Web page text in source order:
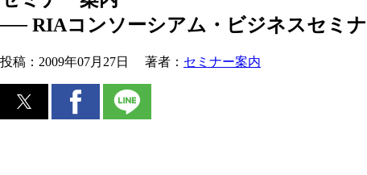
── RIAコンソーシアム・ビジネスセミ
投稿： 2009年07月27日 著者： セミナー案内